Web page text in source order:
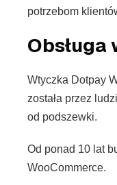
potrzebom
Wtyczka Dotpay
została przez
od podszewki.
Od ponad 10 lat
WooCommerce.